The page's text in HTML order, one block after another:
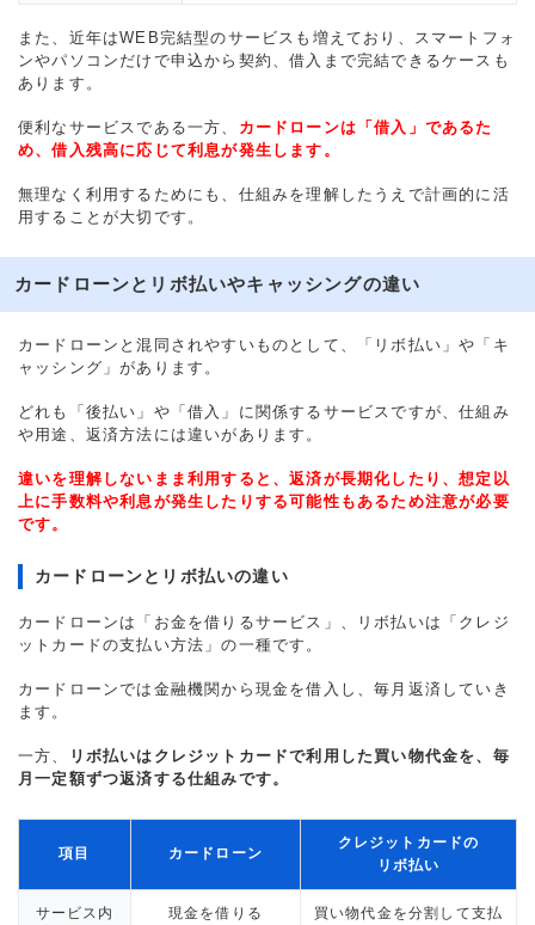
また、近年はWEB完結型のサービスも増えており、スマートフォ
ンやパソコンだけで申込から契約、借入まで完結できるケースも
あります。
便利なサービスである一方、 カードローンは「借入」であるた
め、借入残高に応じて利息が発生します。
無理なく利用するためにも、仕組みを理解したうえで計画的に活
用することが大切です。
カードローンとリボ払いやキャッシングの違い
カードローンと混同されやすいものとして、「リボ払い」や「キ
ャッシング」があります。
どれも「後払い」や「借入」に関係するサービスですが、仕組み
や用途、返済方法には違いがあります。
違いを理解しないまま利用すると、返済が長期化したり、想定以
上に手数料や利息が発生したりする可能性もあるため注意が必要
です。
カードローンとリボ払いの違い
カードローンは「お金を借りるサービス」、リボ払いは「クレジ
ットカードの支払い方法」の一種です。
カードローンでは金融機関から現金を借入し、毎月返済していき
ます。
一方、
リボ払いはクレジットカードで利用した買い物代金を、毎
月一定額ずつ返済する仕組みです。
項目 カードローン
クレジットカードの
リボ払い
サービス内
現金を借りる
買い物代金を分割して支払